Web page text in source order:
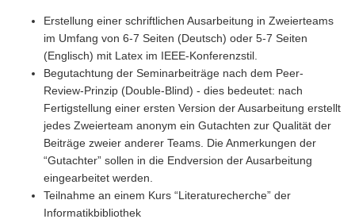
Erstellung einer schriftlichen Ausarbeitung in Zweierteams
im Umfang von 6-7 Seiten (Deutsch) oder 5-7 Seiten
(Englisch) mit Latex im IEEE-Konferenzstil.
Begutachtung der Seminarbeiträge nach dem Peer-
Review-Prinzip (Double-Blind) - dies bedeutet: nach
Fertigstellung einer ersten Version der Ausarbeitung erstellt
jedes Zweierteam anonym ein Gutachten zur Qualität der
Beiträge zweier anderer Teams. Die Anmerkungen der
“Gutachter” sollen in die Endversion der Ausarbeitung
eingearbeitet werden.
Teilnahme an einem Kurs “Literaturecherche” der
Informatikbibliothek